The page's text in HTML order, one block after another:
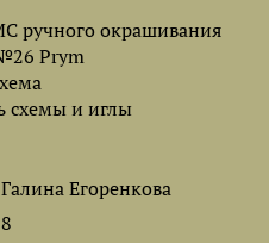
ручного окрашивания
Prym
схемы и иглы
Галина Егоренкова
8